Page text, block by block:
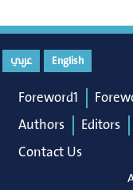
English عربي
Foreword1
Authors
Editors
Contact Us